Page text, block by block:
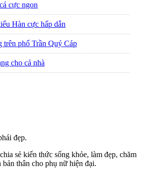
cực ngon
Hàn cực hấp dẫn
trên phố Trần Quý Cáp
cho cả nhà
đẹp.
sẻ kiến thức sống khỏe, làm đẹp, chăm
thân cho phụ nữ hiện đại.